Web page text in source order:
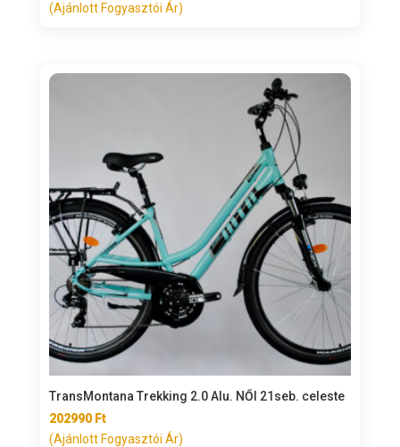
(Ajánlott Fogyasztói Ár)
TransMontana Trekking 2.0 Alu. NŐI 21seb. celeste
202990 Ft
(Ajánlott Fogyasztói Ár)